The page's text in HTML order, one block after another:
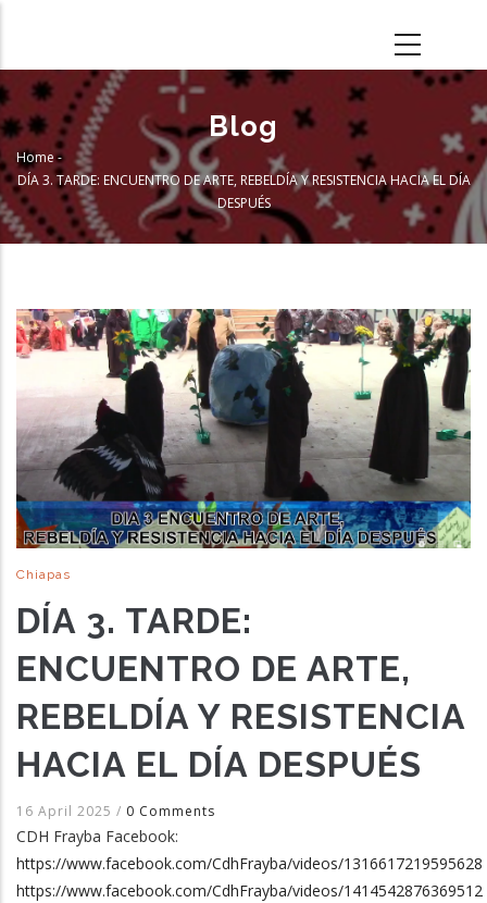
main
content
Blog
Breadcrumb
Home -
DÍA 3. TARDE: ENCUENTRO DE ARTE, REBELDÍA Y RESISTENCIA HACIA EL DÍA
DESPUÉS
Chiapas
DÍA 3. TARDE:
ENCUENTRO DE ARTE,
REBELDÍA Y RESISTENCIA
HACIA EL DÍA DESPUÉS
16 April 2025 / 0 Comments
CDH Frayba Facebook:
https://www.facebook.com/CdhFrayba/videos/1316617219595628
https://www.facebook.com/CdhFrayba/videos/1414542876369512